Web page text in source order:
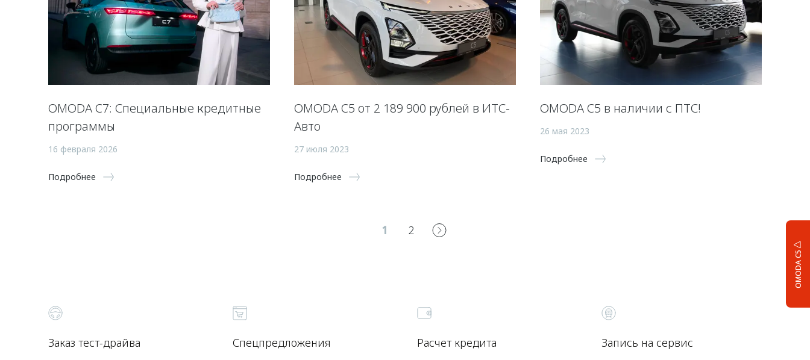
OMODA C5
OMODA C7: Специальные кредитные
программы
16 февраля 2026
Подробнее
OMODA C5 от 2 189 900 рублей в ИТС-
Авто
27 июля 2023
Подробнее
OMODA C5 в наличии с ПТС!
26 мая 2023
Подробнее
1 2
Заказ тест-драйва Спецпредложения Расчет кредита Запись на сервис